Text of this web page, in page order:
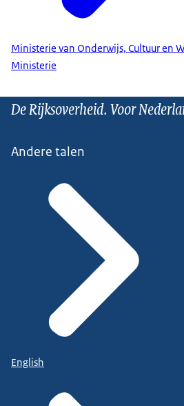
Ministerie van Onderwijs, Cultuur en
Ministerie
De Rijksoverheid. Voor
Andere talen
English